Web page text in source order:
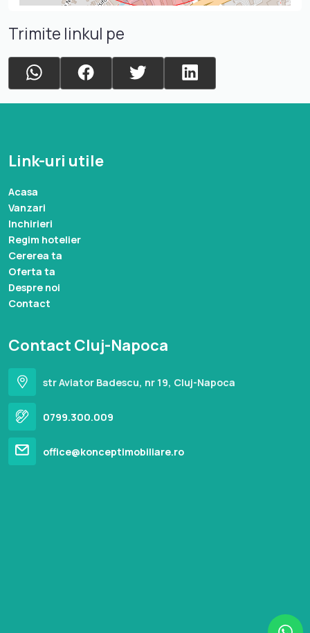
Trimite linkul pe
Link-uri utile
Acasa
Vanzari
Inchirieri
Regim hotelier
Cererea ta
Oferta ta
Despre noi
Contact
Contact Cluj-Napoca
str Aviator Badescu, nr 19, Cluj-Napoca
0799.300.009
office@konceptimobiliare.ro